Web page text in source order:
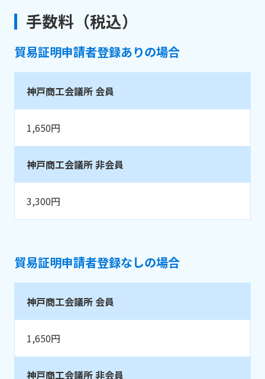
手数料（税込）
貿易証明申請者登録ありの場合
神戸商工会議所 会員
1,650円
神戸商工会議所 非会員
3,300円
貿易証明申請者登録なしの場合
神戸商工会議所 会員
1,650円
神戸商工会議所 非会員